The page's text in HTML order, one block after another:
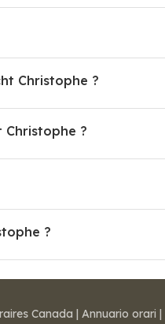
Christophe ?
Christophe ?
?
Canada | Annuario orari |